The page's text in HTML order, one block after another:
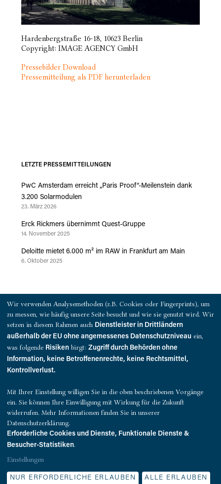
Hardenbergstraße 16-18, 10623 Berlin
Copyright: IMAGE AGENCY GmbH
Pressebilder Download
Pressemitteilung als PDF herunterladen
LETZTE PRESSEMITTEILUNGEN
PwC Amsterdam erreicht „Paris Proof“-Meilenstein dank
3.200 Solarmodulen
23. März 2026
Erck Rickmers übernimmt Quest-Gruppe
14. November 2025
Deloitte mietet 6.000 m² im RAW in Frankfurt am Main
6. Oktober 2025
QUEST Investment Partners
presse@quest-investment.com
© Quest Investment Partners. Alle Rechte vorbehalten.
Wir verwenden Analysemethoden (z.B. Cookies oder Fingerprints), um
zu messen, wie häufig unsere Seite besucht und wie sie genutzt wird. Wir
setzen in diesem Rahmen auch Dienstleister in Drittländern
außerhalb der EU ohne angemessenes Datenschutzniveau ein,
was folgende Risiken birgt: Zugriff durch Behörden ohne
Information, keine Betroffenenrechte, keine Rechtsmittel,
Kontrollverlust.
Mit Ihrer Einstellung willigen Sie in die oben beschriebenen Vorgänge
ein. Sie können Ihre Einwilligung mit Wirkung für die Zukunft
widerrufen. Mehr Informationen finden Sie in unserer
Datenschutzerklärung.
Erforderliche Cookies und Dienste, Funktionale Dienste &
Besucher-Statistiken.
Einstellungen
NUR ERFORDERLICHE ERLAUBEN ALLE ERLAUBEN